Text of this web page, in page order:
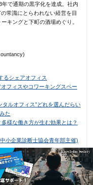
で通期の黒字化を達成。社内
常識にとらわれない経営を目
キングと下町の酒場めぐり。
るシェアオフィス
フィスやコワーキングスペー
ルオフィス”どれを選んだらい
た
様な働き方が生む効果とは？
小企業診断士協会青年部主催)